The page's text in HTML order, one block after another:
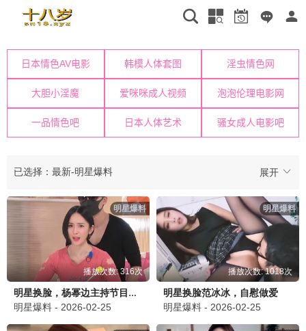
展开
已选择：最新-明星爆料
明星爆料
播放次数: 316次
明星换脸，杨幂边主持节目边被干
明星爆料 - 2026-02-25
明星爆料
播放次数: 1018次
明星换脸范冰冰，自慰做爱
明星爆料 - 2026-02-25